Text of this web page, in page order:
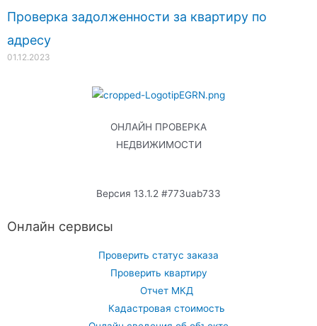
Проверка задолженности за квартиру по
адресу
01.12.2023
ОНЛАЙН ПРОВЕРКА
НЕДВИЖИМОСТИ
Версия 13.1.2 #773uab733
Онлайн сервисы
Проверить статус заказа
Проверить квартиру
Отчет МКД
Кадастровая стоимость